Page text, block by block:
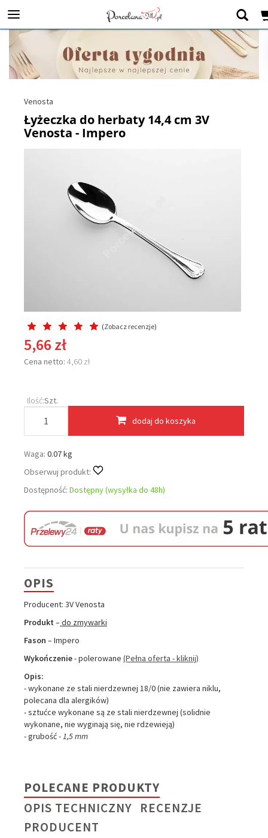
Venosta
Łyżeczka do herbaty 14,4 cm 3V
Venosta - Impero
(Zobacz recenzje)
5,66 zł
Cena netto: 4,60 zł
Ilość:Szt.
dodaj do koszyka
Waga: 0.07 kg
Obserwuj produkt:
Dostępność: Dostępny (wysyłka do 48h)
OPIS
Producent: 3V Venosta
Produkt –do zmywarki
Fason – Impero
Wykończenie- polerowane (Pełna oferta - kliknij)
Opis:
- wykonane ze stali nierdzewnej 18/0 (nie zawiera niklu,
polecana dla alergików)
- sztućce wykonane są ze stali nierdzewnej (solidnie
wykonane, nie wyginają się, nie rdzewieją)
- grubość- 1,5 mm
POLECANE PRODUKTY
OPIS TECHNICZNY RECENZJE
PRODUCENT